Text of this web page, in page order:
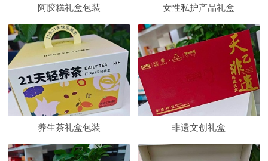
阿胶糕礼盒包装 女性私护产品礼盒
养生茶礼盒包装 非遗文创礼盒